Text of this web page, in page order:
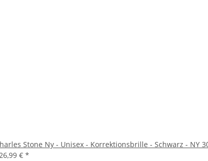
Stone Ny - Unisex - Korrektionsbrille - Schwarz - NY
€ *